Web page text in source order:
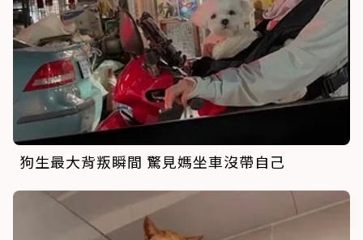
狗生最大背叛瞬間 驚見媽坐車沒帶自己